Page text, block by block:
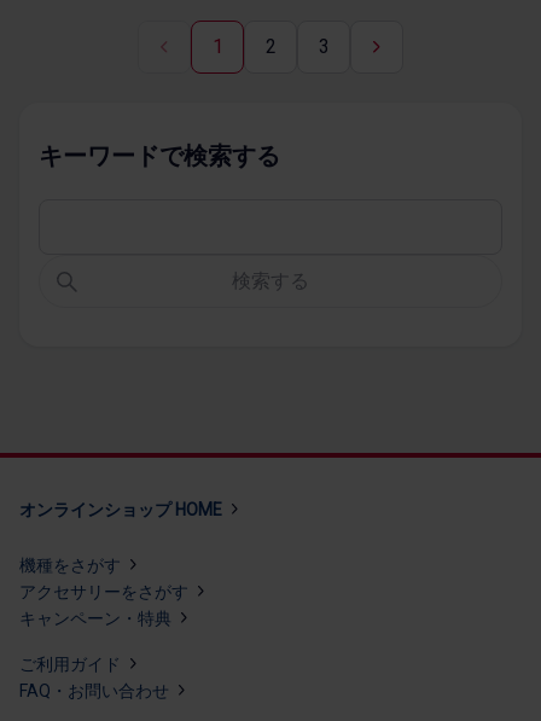
1 2 3
キーワードで​検索する
検索する
オンラインショップ HOME
機種を​さが​す
アクセサリーを​さが​す
キャンペーン・​特典
ご利用​ガイド
FAQ・​お問い​合わせ